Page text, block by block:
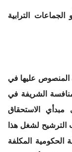
الترابية
المنصوص عليها في
المنافسة الشريفة في
مبدأي الاستحقاق
الترشيح لشغل هذا
الحكومية المكلفة